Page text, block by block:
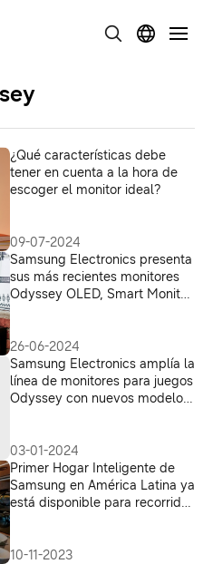
¿Qué características debe
tener en cuenta a la hora de
escoger el monitor ideal?
09-07-2024
Samsung Electronics presenta
sus más recientes monitores
Odyssey OLED, Smart Monitor
26-06-2024
Samsung Electronics amplía la
línea de monitores para juegos
Odyssey con nuevos modelos
03-01-2024
Primer Hogar Inteligente de
Samsung en América Latina ya
está disponible para recorrido
10-11-2023